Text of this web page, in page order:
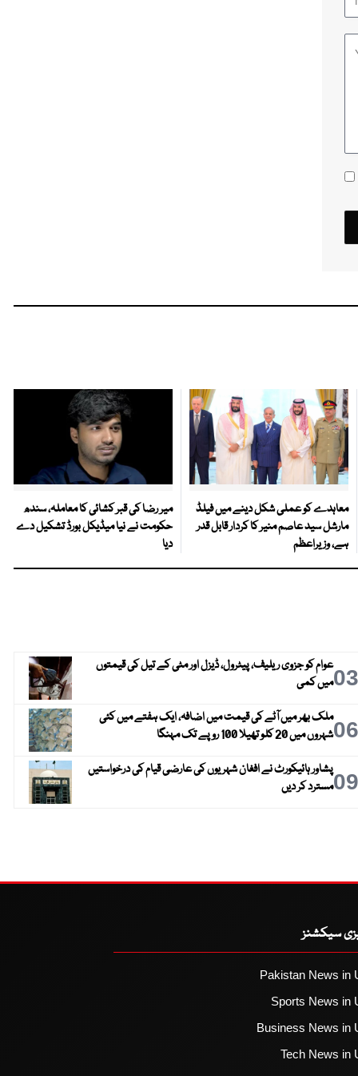
معاہدے کو عملی شکل دینے میں فیلڈ
مارشل سید عاصم منیر کا کردار قابل قدر
ہے، وزیراعظم
میر رضا کی قبر کشائی کا معاملہ، سندھ
حکومت نے نیا میڈیکل بورڈ تشکیل دے
دیا
03عوام کو جزوی ریلیف، پیٹرول، ڈیزل اور مٹی کے تیل کی قیمتوں
میں کمی
06ملک بھر میں آٹے کی قیمت میں اضافہ، ایک ہفتے میں کئی
شہروں میں 20 کلو تھیلا 100 روپے تک مہنگا
09پشاور ہائیکورٹ نے افغان شہریوں کی عارضی قیام کی درخواستیں
مسترد کر دیں
سیکشنز
Pakistan News in
Sports News in
Business News in
Tech News in